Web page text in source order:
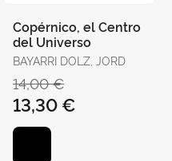
Copérnico, el Centro
del Universo
BAYARRI DOLZ, JORD
14,00 €
13,30 €